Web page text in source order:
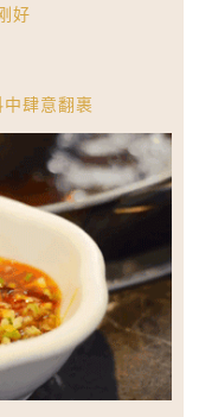
好
肆意翻裹